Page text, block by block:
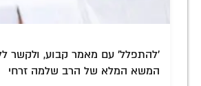
'להתפלל' עם מאמר קבוע, ולקשר
המשא המלא של הרב שלמה זרחי